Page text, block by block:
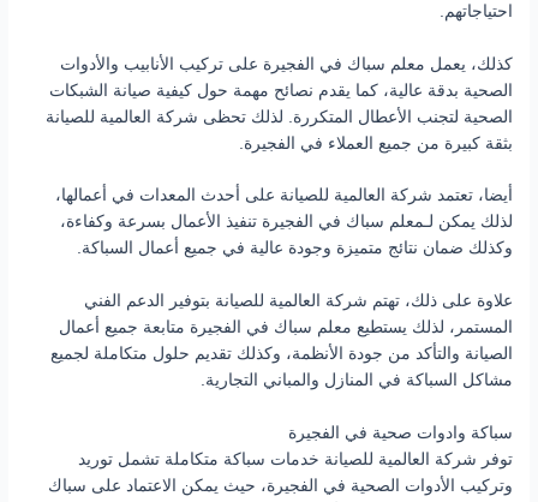
احتياجاتهم.
كذلك، يعمل معلم سباك في الفجيرة على تركيب الأنابيب والأدوات
الصحية بدقة عالية، كما يقدم نصائح مهمة حول كيفية صيانة الشبكات
الصحية لتجنب الأعطال المتكررة. لذلك تحظى شركة العالمية للصيانة
بثقة كبيرة من جميع العملاء في الفجيرة.
أيضا، تعتمد شركة العالمية للصيانة على أحدث المعدات في أعمالها،
لذلك يمكن لـمعلم سباك في الفجيرة تنفيذ الأعمال بسرعة وكفاءة،
وكذلك ضمان نتائج متميزة وجودة عالية في جميع أعمال السباكة.
علاوة على ذلك، تهتم شركة العالمية للصيانة بتوفير الدعم الفني
المستمر، لذلك يستطيع معلم سباك في الفجيرة متابعة جميع أعمال
الصيانة والتأكد من جودة الأنظمة، وكذلك تقديم حلول متكاملة لجميع
مشاكل السباكة في المنازل والمباني التجارية.
سباكة وادوات صحية في الفجيرة
توفر شركة العالمية للصيانة خدمات سباكة متكاملة تشمل توريد
وتركيب الأدوات الصحية في الفجيرة، حيث يمكن الاعتماد على سباك